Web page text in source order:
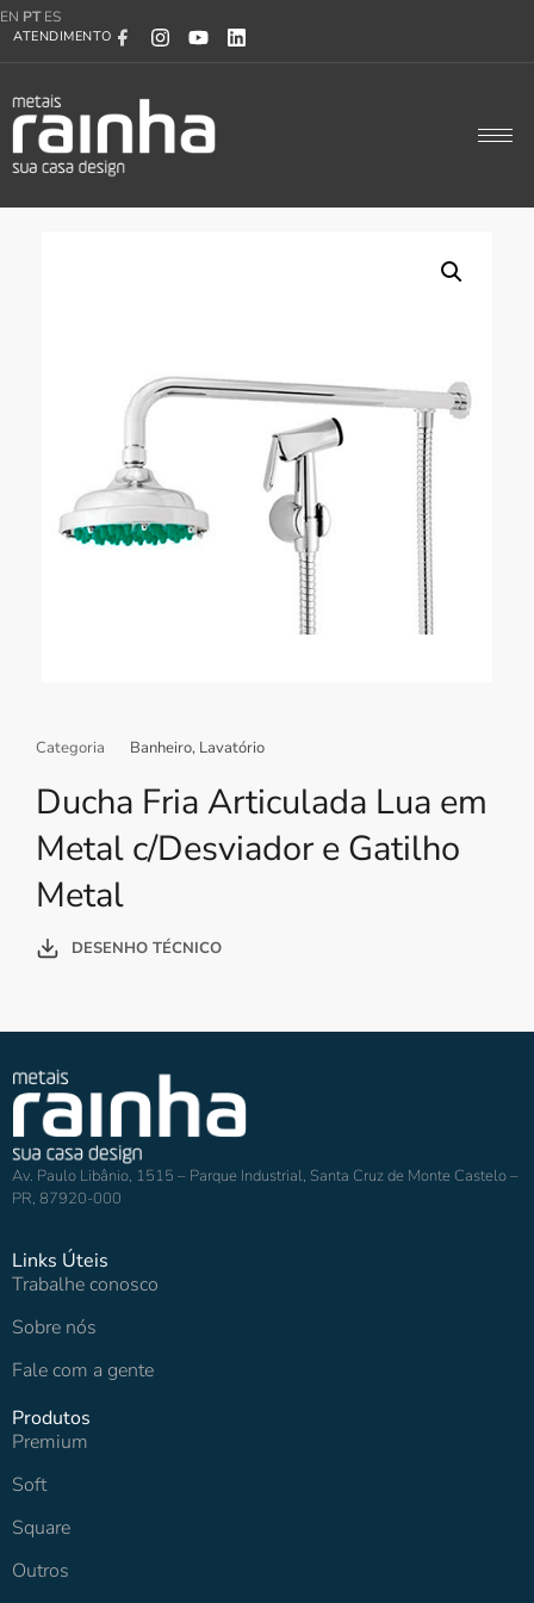
EN PT ES
ATENDIMENTO
Categoria Banheiro, Lavatório
Ducha Fria Articulada Lua em
Metal c/Desviador e Gatilho
Metal
DESENHO TÉCNICO
Av. Paulo Libânio, 1515 – Parque Industrial, Santa Cruz de Monte Castelo –
PR, 87920-000
Links Úteis
Trabalhe conosco
Sobre nós
Fale com a gente
Produtos
Premium
Soft
Square
Outros